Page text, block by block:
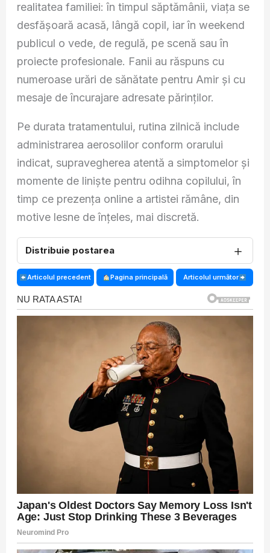
realitatea familiei: în timpul săptămânii, viața se
desfășoară acasă, lângă copil, iar în weekend
publicul o vede, de regulă, pe scenă sau în
proiecte profesionale. Fanii au răspuns cu
numeroase urări de sănătate pentru Amir și cu
mesaje de încurajare adresate părinților.
Pe durata tratamentului, rutina zilnică include
administrarea aerosolilor conform orarului
indicat, supravegherea atentă a simptomelor și
momente de liniște pentru odihna copilului, în
timp ce prezența online a artistei rămâne, din
motive lesne de înțeles, mai discretă.
Distribuie postarea ＋
Articolul precedent Pagina principală Articolul următor